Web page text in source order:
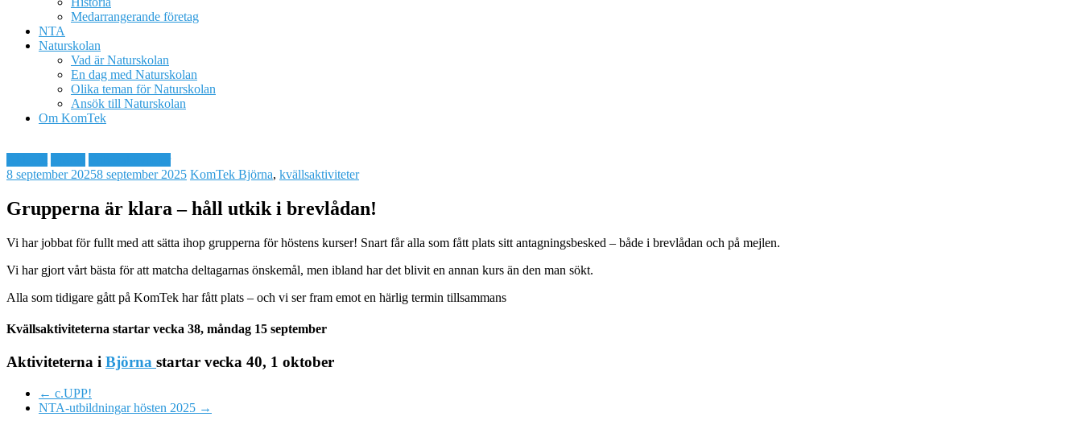
Medarrangerande företag
NTA
Naturskolan
Vad är Naturskolan
En dag med Naturskolan
Olika teman för Naturskolan
Ansök till Naturskolan
Om KomTek
8 september 20258 september 2025 KomTek Björna, kvällsaktiviteter
Grupperna är klara – håll utkik i brevlådan!
Vi har jobbat för fullt med att sätta ihop grupperna för höstens kurser! Snart får alla som fått plats sitt antagningsbesked – både i brevlådan och på mejlen.
Vi har gjort vårt bästa för att matcha deltagarnas önskemål, men ibland har det blivit en annan kurs än den man sökt.
Alla som tidigare gått på KomTek har fått plats – och vi ser fram emot en härlig termin tillsammans
Kvällsaktiviteterna startar vecka 38, måndag 15 september
Aktiviteterna i Björna startar vecka 40, 1 oktober
← c.UPP!
NTA-utbildningar hösten 2025 →